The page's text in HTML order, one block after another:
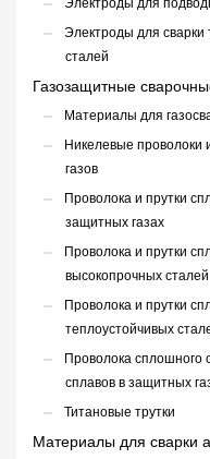
Электроды для
сталей
Газозащитные
Материалы для
Никелевые проволоки
газов
Проволока и прутки
защитных газах
Проволока и прутки
высокопрочных сталей
Проволока и прутки
теплоустойчивых
Проволока сплошного
сплавов в защитных
Титановые трутки
Материалы для сварки